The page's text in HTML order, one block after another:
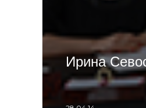
Ирина